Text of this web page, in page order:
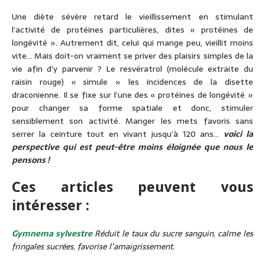
Une diète sévère retard le vieillissement en stimulant
l’activité de protéines particulières, dites « protéines de
longévité ». Autrement dit, celui qui mange peu, vieillit moins
vite… Mais doit-on vraiment se priver des plaisirs simples de la
vie afin d’y parvenir ? Le resvératrol (molécule extraite du
raisin rouge) « simule » les incidences de la disette
draconienne. Il se fixe sur l’une des « protéines de longévité »
pour changer sa forme spatiale et donc, stimuler
sensiblement son activité. Manger les mets favoris sans
serrer la ceinture tout en vivant jusqu’à 120 ans… voici la
perspective qui est peut-être moins éloignée que nous le
pensons !
Ces articles peuvent vous
intéresser :
Gymnema sylvestreRéduit le taux du sucre sanguin, calme les
fringales sucrées, favorise l’amaigrissement.